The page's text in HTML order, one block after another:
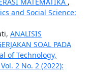
and Social Science:
ANALISIS
SOAL PADA
of Technology,
2 No. 2 (2022):